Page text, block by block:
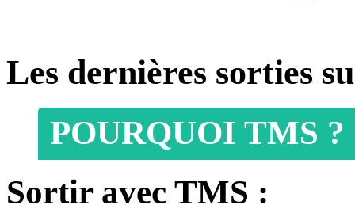
Les dernières sorties
POURQUOI TMS ?
Sortir avec TMS :